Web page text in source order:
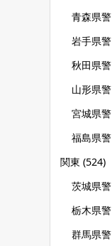
青森県警
岩手県警
秋田県警
山形県警
宮城県警
福島県警
関東 (524)
茨城県警
栃木県警
群馬県警